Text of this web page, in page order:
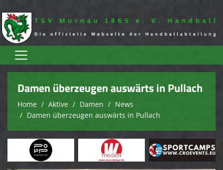
Home
Aktive
Jugend
Spielplan
Trainingszeiten
Damen überzeugen auswärts in Pullach
Home Aktive Damen
News
Damen überzeugen auswärts in Pullach